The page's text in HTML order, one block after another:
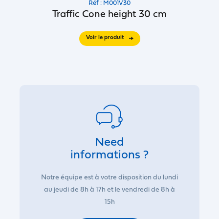
Réf : M001V30
Traffic Cone height 30 cm
Voir le produit
Need
informations ?
Notre équipe est à votre disposition du lundi
au jeudi de 8h à 17h et le vendredi de 8h à
15h